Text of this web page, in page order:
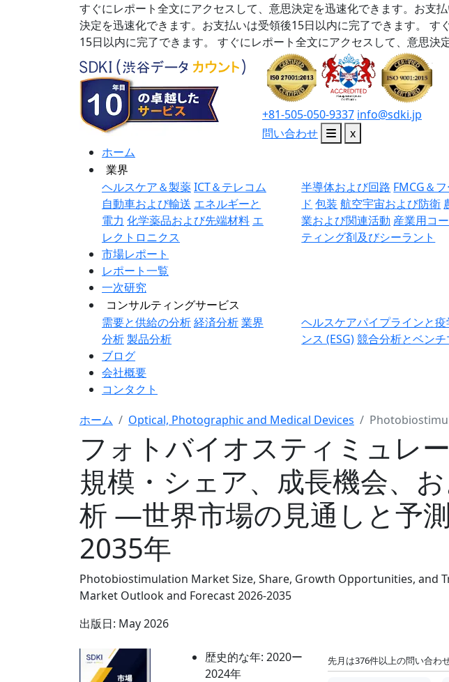
すぐにレポート全文にアクセスして、意思決定を迅速化できます。お支
決定を迅速化できます。お支払いは受領後15日以内に完了できます。
す
15日以内に完了できます。
すぐにレポート全文にアクセスして、意思決
+81-505-050-9337 info@sdki.jp
問い合わせ
x
ホーム
業界
ヘルスケア＆製薬ICT＆テレコム
自動車および輸送 エネルギーと
電力 化学薬品および先端材料 エ
レクトロニクス
半導体および回路 FMCG＆
ド 包装 航空宇宙および防衛
業および関連活動 産業用コー
ティング剤及びシーラント
市場レポート
レポート一覧
一次研究
コンサルティングサービス
需要と供給の分析経済分析業界
分析製品分析
ヘルスケアパイプラインと
ンス (ESG)競合分析とベンチ
ブログ
会社概要
コンタクト
ホーム Optical, Photographic and Medical Devices
フォトバイオスティミュレ
規模・シェア、成長機会、
析 ―世界市場の見通しと予
2035年
Photobiostimulation Market Size, Share, Growth Opportunities, and
Market Outlook and Forecast 2026-2035
出版日: May 2026
歴史的な年: 2020ー
2024年
先月は376件以上の問い合わ